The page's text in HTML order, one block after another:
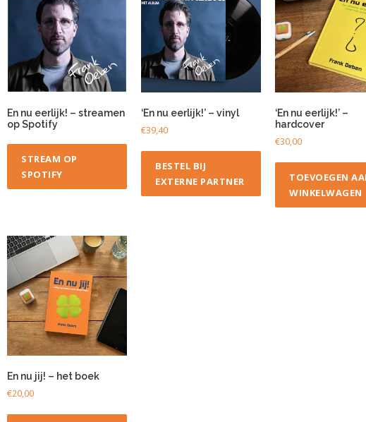
En nu eerlijk! – streamen
op Spotify
STREAM OP
SPOTIFY
‘En nu eerlijk!’ – vinyl
€39,40
BESTEL BIJ
EXTERNE PARTNER
‘En nu eerlijk!’ –
hardcover
€30,00
TOEVOEGEN
WINKELWAGEN
En nu jij! – het boek
€20,00